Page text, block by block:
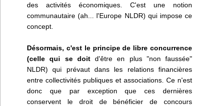
des activités économiques. C'est une notion
communautaire (ah... l'Europe NLDR) qui impose ce
concept.
Désormais, c'est le principe de libre concurrence
(celle qui se doitd'être en plus "non faussée"
NLDR) qui prévaut dans les relations financières
entre collectivités publiques et associations. Ce n'est
donc que par exception que ces dernières
conservent le droit de bénéficier de concours